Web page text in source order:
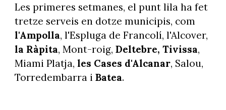
Les primeres setmanes, el punt lila ha fet
tretze serveis en dotze municipis, com
l'Ampolla, l'Espluga de Francolí, l'Alcover,
la Ràpita, Mont-roig, Deltebre, Tivissa,
Miami Platja, les Cases d'Alcanar, Salou,
Torredembarra i Batea.